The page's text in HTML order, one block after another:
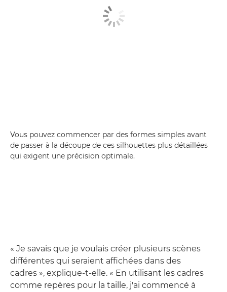
Vous pouvez commencer par des formes simples avant
de passer à la découpe de ces silhouettes plus détaillées
qui exigent une précision optimale.
« Je savais que je voulais créer plusieurs scènes
différentes qui seraient affichées dans des
cadres », explique-t-elle. « En utilisant les cadres
comme repères pour la taille, j'ai commencé à